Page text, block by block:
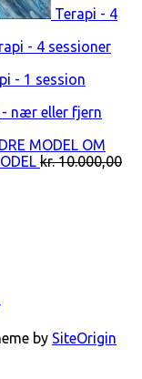
Terapi - 4
- 4 sessioner
- 1 session
- nær eller fjern
OM
kr.10.000,00
by SiteOrigin